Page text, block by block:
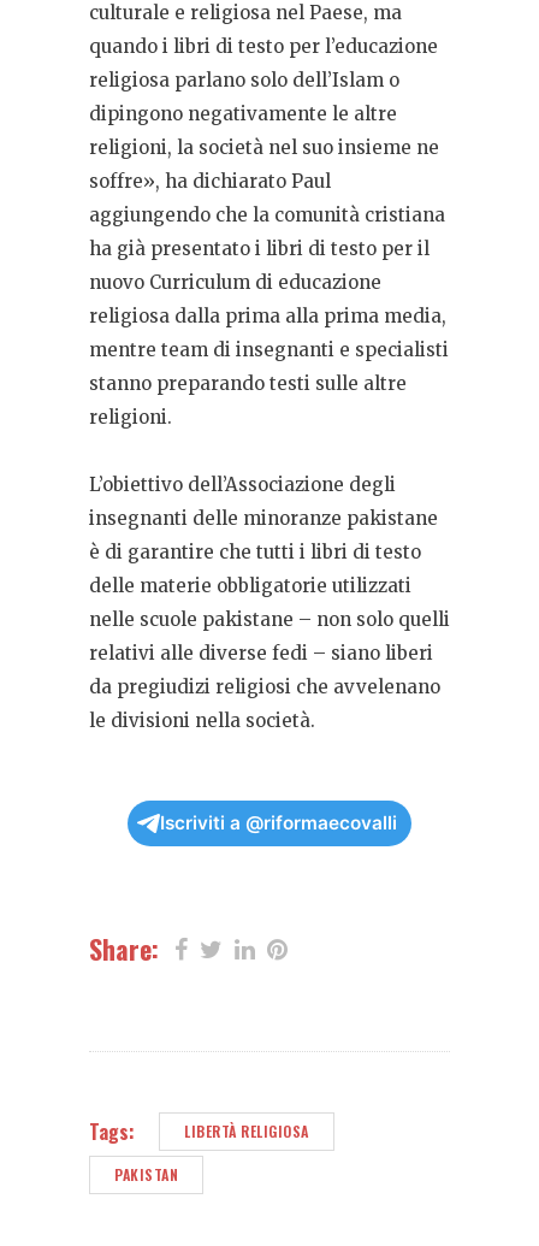
culturale e religiosa nel Paese, ma
quando i libri di testo per l’educazione
religiosa parlano solo dell’Islam o
dipingono negativamente le altre
religioni, la società nel suo insieme ne
soffre», ha dichiarato Paul
aggiungendo che la comunità cristiana
ha già presentato i libri di testo per il
nuovo Curriculum di educazione
religiosa dalla prima alla prima media,
mentre team di insegnanti e specialisti
stanno preparando testi sulle altre
religioni.
L’obiettivo dell’Associazione degli
insegnanti delle minoranze pakistane
è di garantire che tutti i libri di testo
delle materie obbligatorie utilizzati
nelle scuole pakistane – non solo quelli
relativi alle diverse fedi – siano liberi
da pregiudizi religiosi che avvelenano
le divisioni nella società.
Iscriviti a @riformaecovalli
Share:
Tags: LIBERTÀ RELIGIOSA
PAKISTAN